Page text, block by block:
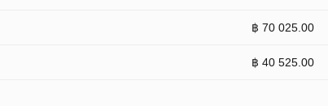
฿ 70 025.00
฿ 40 525.00